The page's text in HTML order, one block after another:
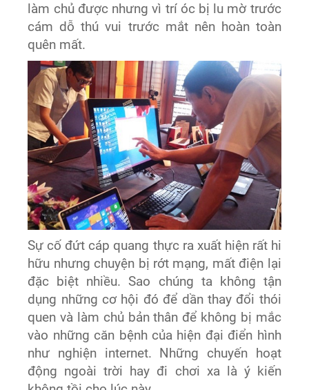
làm chủ được nhưng vì trí óc bị lu mờ trước
cám dỗ thú vui trước mắt nên hoàn toàn
quên mất.
Sự cố đứt cáp quang thực ra xuất hiện rất hi
hữu nhưng chuyện bị rớt mạng, mất điện lại
đặc biệt nhiều. Sao chúng ta không tận
dụng những cơ hội đó để dần thay đổi thói
quen và làm chủ bản thân để không bị mắc
vào những căn bệnh của hiện đại điển hình
như nghiện internet. Những chuyến hoạt
động ngoài trời hay đi chơi xa là ý kiến